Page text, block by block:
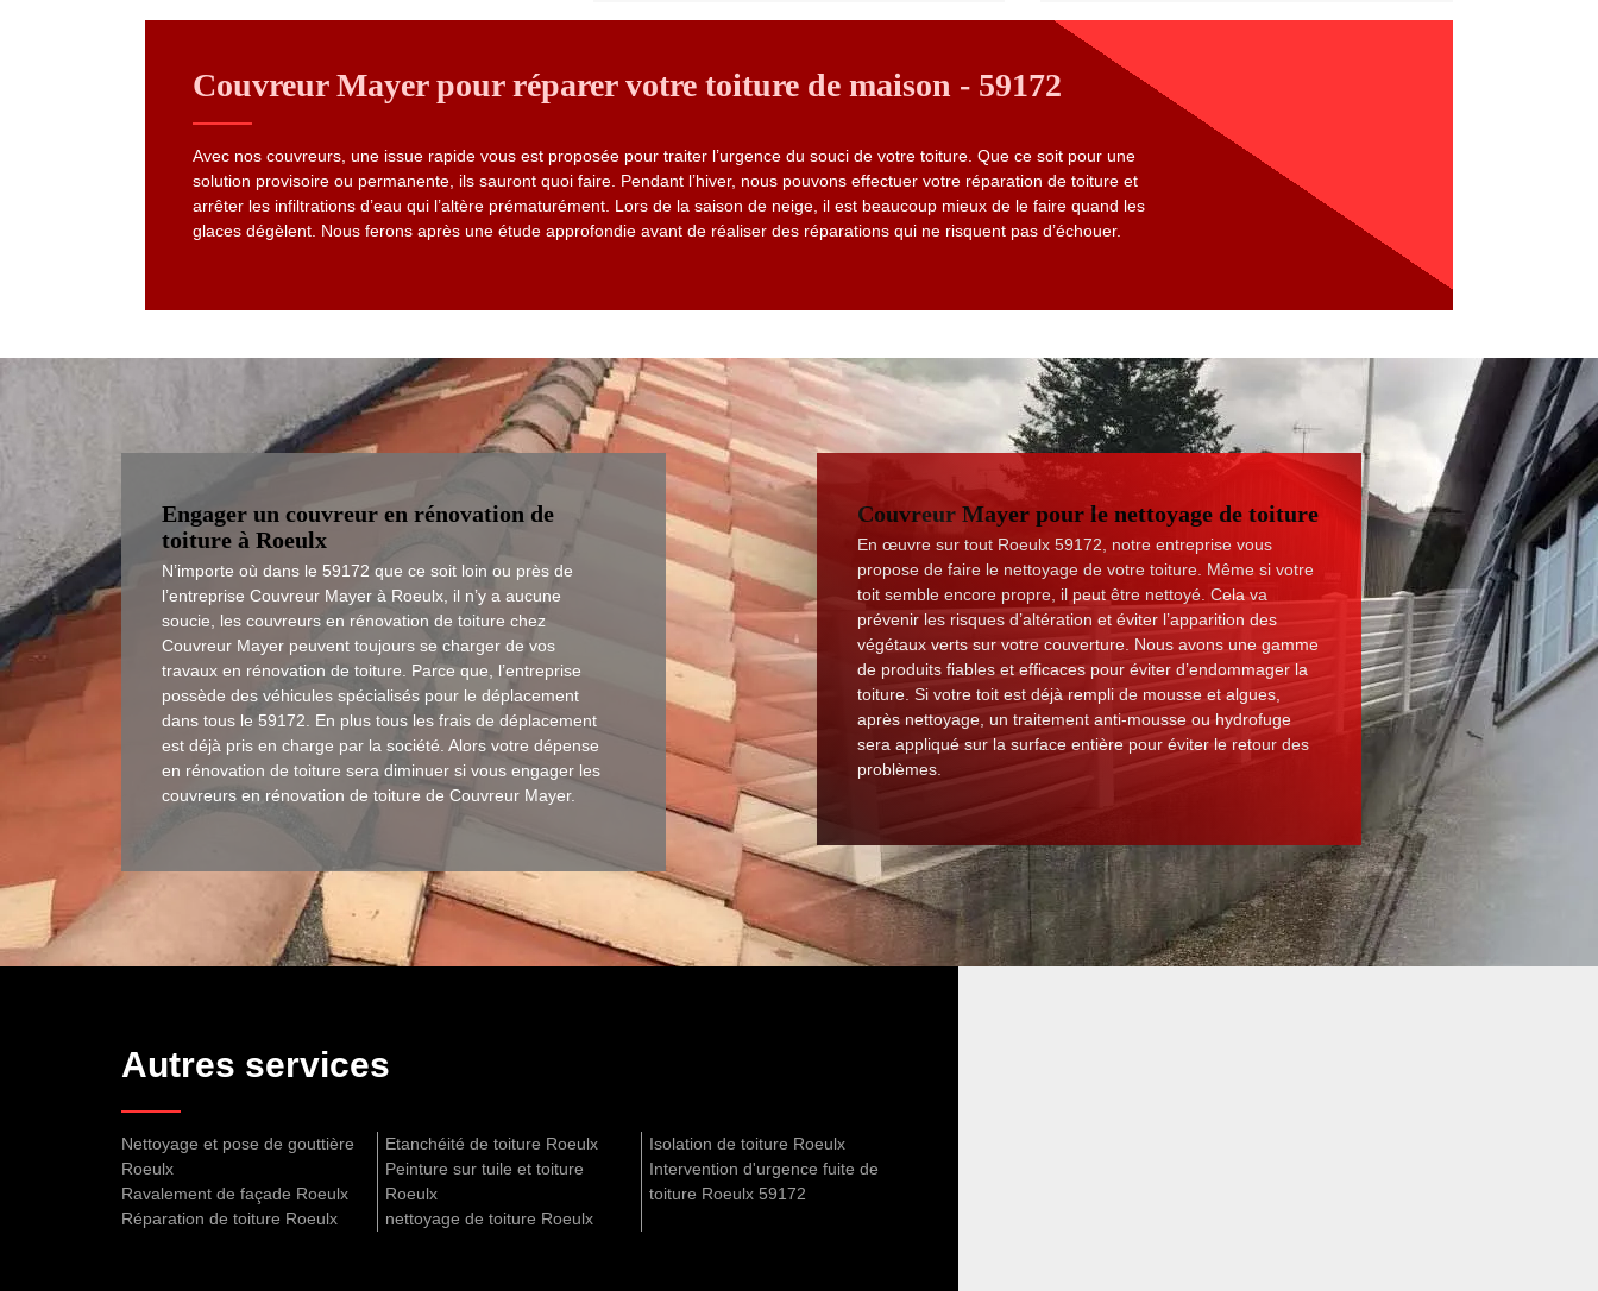
Couvreur Mayer pour réparer votre toiture de maison - 59172
Avec nos couvreurs, une issue rapide vous est proposée pour traiter l’urgence du souci de votre toiture. Que ce soit pour une
solution provisoire ou permanente, ils sauront quoi faire. Pendant l’hiver, nous pouvons effectuer votre réparation de toiture et
arrêter les infiltrations d’eau qui l’altère prématurément. Lors de la saison de neige, il est beaucoup mieux de le faire quand les
glaces dégèlent. Nous ferons après une étude approfondie avant de réaliser des réparations qui ne risquent pas d’échouer.
Engager un couvreur en rénovation de
toiture à Roeulx
N’importe où dans le 59172 que ce soit loin ou près de
l’entreprise Couvreur Mayer à Roeulx, il n’y a aucune
soucie, les couvreurs en rénovation de toiture chez
Couvreur Mayer peuvent toujours se charger de vos
travaux en rénovation de toiture. Parce que, l’entreprise
possède des véhicules spécialisés pour le déplacement
dans tous le 59172. En plus tous les frais de déplacement
est déjà pris en charge par la société. Alors votre dépense
en rénovation de toiture sera diminuer si vous engager les
couvreurs en rénovation de toiture de Couvreur Mayer.
Couvreur Mayer pour le nettoyage de toiture
En œuvre sur tout Roeulx 59172, notre entreprise vous
propose de faire le nettoyage de votre toiture. Même si votre
toit semble encore propre, il peut être nettoyé. Cela va
prévenir les risques d’altération et éviter l’apparition des
végétaux verts sur votre couverture. Nous avons une gamme
de produits fiables et efficaces pour éviter d’endommager la
toiture. Si votre toit est déjà rempli de mousse et algues,
après nettoyage, un traitement anti-mousse ou hydrofuge
sera appliqué sur la surface entière pour éviter le retour des
problèmes.
Autres services
Nettoyage et pose de gouttière
Roeulx
Ravalement de façade Roeulx
Réparation de toiture Roeulx
Etanchéité de toiture Roeulx
Peinture sur tuile et toiture
Roeulx
nettoyage de toiture Roeulx
Isolation de toiture Roeulx
Intervention d'urgence fuite de
toiture Roeulx 59172